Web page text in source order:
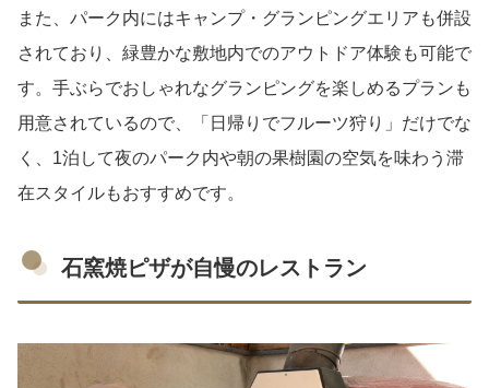
また、パーク内にはキャンプ・グランピングエリアも併設
されており、緑豊かな敷地内でのアウトドア体験も可能で
す。手ぶらでおしゃれなグランピングを楽しめるプランも
用意されているので、「日帰りでフルーツ狩り」だけでな
く、1泊して夜のパーク内や朝の果樹園の空気を味わう滞
在スタイルもおすすめです。
石窯焼ピザが自慢のレストラン